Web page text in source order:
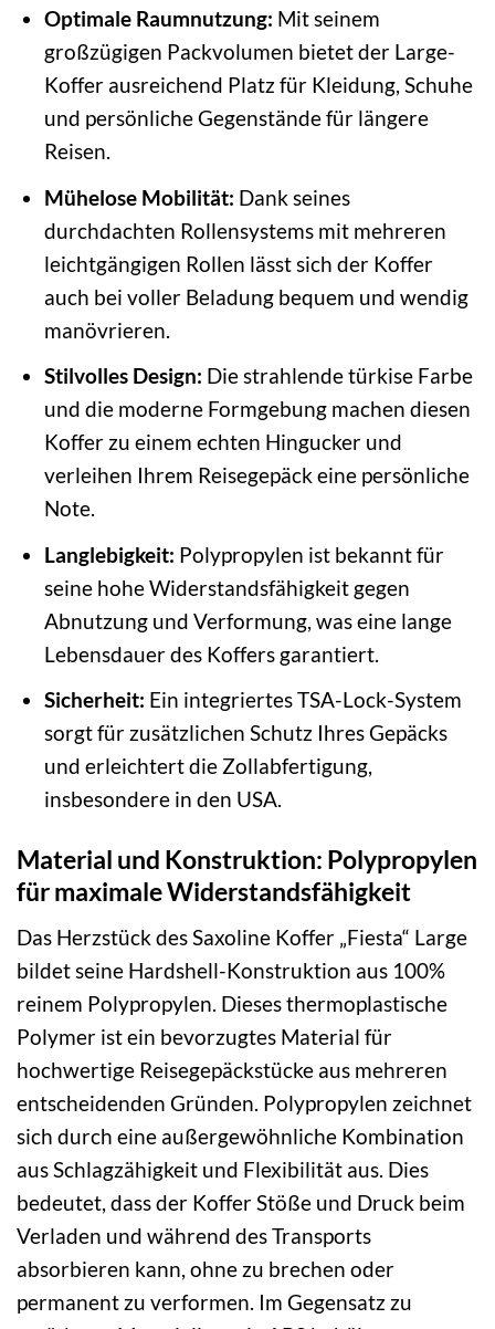
Optimale Raumnutzung: Mit seinem
großzügigen Packvolumen bietet der Large-
Koffer ausreichend Platz für Kleidung, Schuhe
und persönliche Gegenstände für längere
Reisen.
Mühelose Mobilität: Dank seines
durchdachten Rollensystems mit mehreren
leichtgängigen Rollen lässt sich der Koffer
auch bei voller Beladung bequem und wendig
manövrieren.
Stilvolles Design: Die strahlende türkise Farbe
und die moderne Formgebung machen diesen
Koffer zu einem echten Hingucker und
verleihen Ihrem Reisegepäck eine persönliche
Note.
Langlebigkeit: Polypropylen ist bekannt für
seine hohe Widerstandsfähigkeit gegen
Abnutzung und Verformung, was eine lange
Lebensdauer des Koffers garantiert.
Sicherheit: Ein integriertes TSA-Lock-System
sorgt für zusätzlichen Schutz Ihres Gepäcks
und erleichtert die Zollabfertigung,
insbesondere in den USA.
Material und Konstruktion: Polypropylen
für maximale Widerstandsfähigkeit
Das Herzstück des Saxoline Koffer „Fiesta“ Large
bildet seine Hardshell-Konstruktion aus 100%
reinem Polypropylen. Dieses thermoplastische
Polymer ist ein bevorzugtes Material für
hochwertige Reisegepäckstücke aus mehreren
entscheidenden Gründen. Polypropylen zeichnet
sich durch eine außergewöhnliche Kombination
aus Schlagzähigkeit und Flexibilität aus. Dies
bedeutet, dass der Koffer Stöße und Druck beim
Verladen und während des Transports
absorbieren kann, ohne zu brechen oder
permanent zu verformen. Im Gegensatz zu